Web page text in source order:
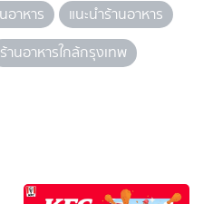
อาหาร
แนะนำร้านอาหาร
ร้านอาหารใกล้กรุงเทพ